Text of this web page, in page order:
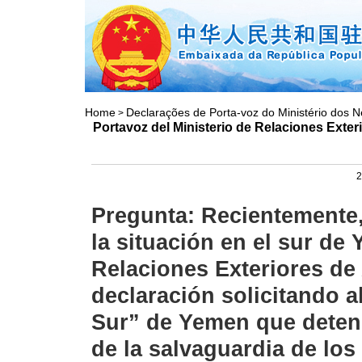
Home > Declarações de Porta-voz do Ministério dos
Portavoz del Ministerio de Relaciones
Pregunta:
la situación en el sur de
Relaciones Exteriores
declaración solicitando
Sur” de Yemen que
de la salvaguardia de